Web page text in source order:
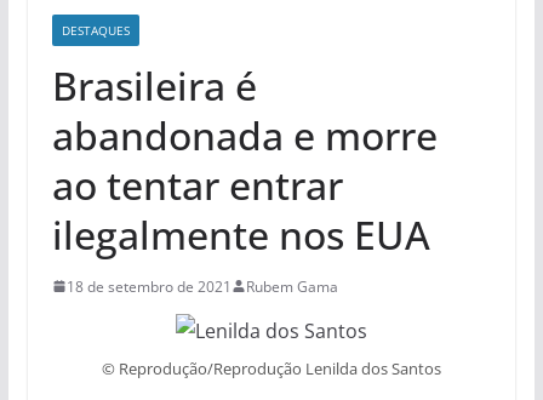
DESTAQUES
Brasileira é
abandonada e morre
ao tentar entrar
ilegalmente nos EUA
18 de setembro de 2021 Rubem Gama
© Reprodução/Reprodução Lenilda dos Santos